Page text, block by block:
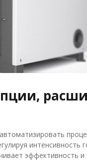
интенсивность
эффективность